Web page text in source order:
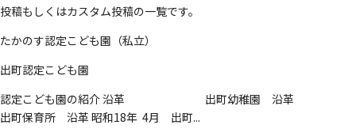
投稿もしくはカスタム投稿の一覧です。
たかのす認定こども園（私立）
出町認定こども園
認定こども園の紹介 沿革 出町幼稚園 沿革
出町保育所 沿革 昭和18年 4月 出町...